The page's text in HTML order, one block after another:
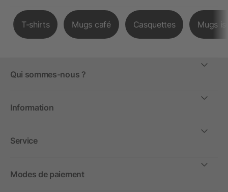
T-shirts Mugs café Casquettes Mugs
Qui sommes-nous ?
Information
Service
Modes de paiement